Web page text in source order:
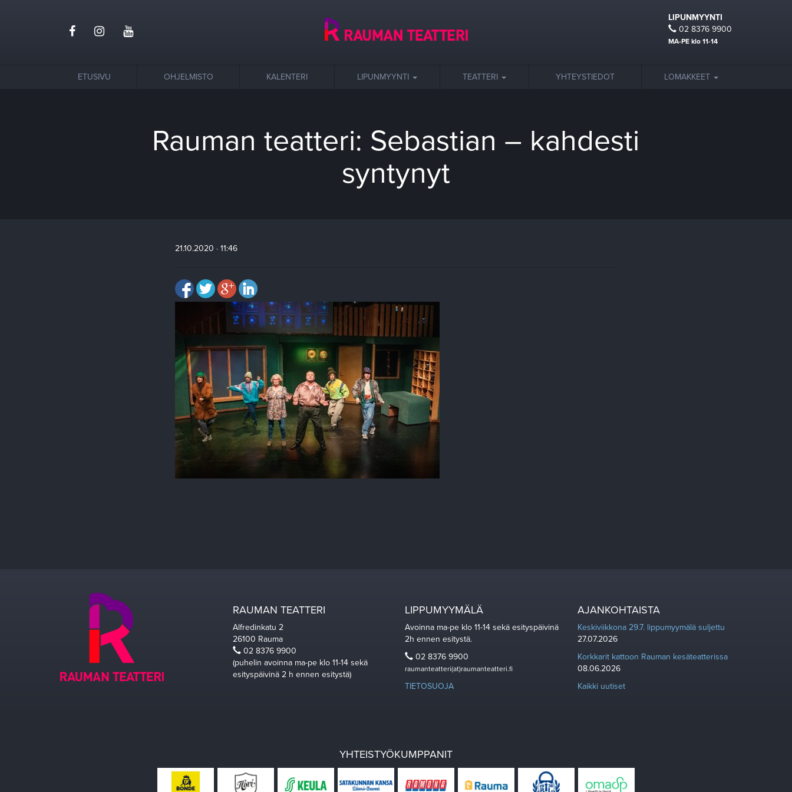
LIPUNMYYNTI
02 8376 9900
MA-PE klo 11-14
ETUSIVU OHJELMISTO KALENTERI LIPUNMYYNTI TEATTERI YHTEYSTIEDOT LOMAKKEET
Rauman teatteri: Sebastian – kahdesti
syntynyt
21.10.2020 · 11:46
RAUMAN TEATTERI
Alfredinkatu 2
26100 Rauma
02 8376 9900
(puhelin avoinna ma-pe klo 11-14 sekä
esityspäivinä 2 h ennen esitystä)
LIPPUMYYMÄLÄ
Avoinna ma-pe klo 11-14 sekä esityspäivinä
2h ennen esitystä.
02 8376 9900
raumanteatteri(at)raumanteatteri.fi
TIETOSUOJA
AJANKOHTAISTA
Keskiviikkona 29.7. lippumyymälä suljettu
27.07.2026
Korkkarit kattoon Rauman kesäteatterissa
08.06.2026
Kaikki uutiset
YHTEISTYÖKUMPPANIT